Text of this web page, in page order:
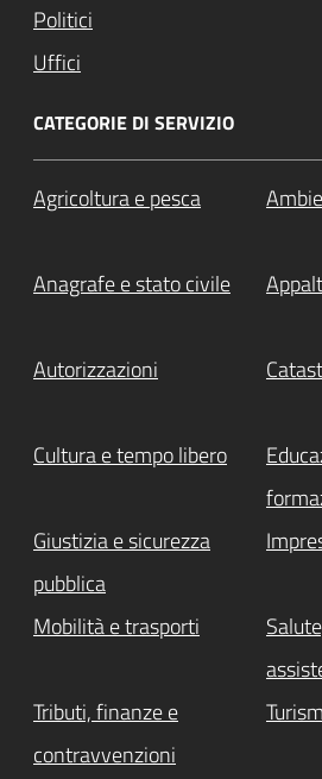
Politici
Uffici
CATEGORIE DI SERVIZIO
Agricoltura e pesca
Anagrafe e stato civile
Autorizzazioni
Cultura e tempo libero
Giustizia e sicurezza
pubblica
Mobilità e trasporti Attivo
Tributi, finanze e
contravvenzioni